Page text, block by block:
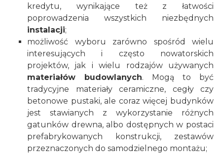
kredytu, wynikające też z łatwości
poprowadzenia wszystkich niezbędnych
instalacji;
możliwość wyboru zarówno spośród wielu
interesujących i często nowatorskich
projektów, jak i wielu rodzajów używanych
materiałów budowlanych. Mogą to być
tradycyjne materiały ceramiczne, cegły czy
betonowe pustaki, ale coraz więcej budynków
jest stawianych z wykorzystanie różnych
gatunków drewna, albo dostępnych w postaci
prefabrykowanych konstrukcji, zestawów
przeznaczonych do samodzielnego montażu;